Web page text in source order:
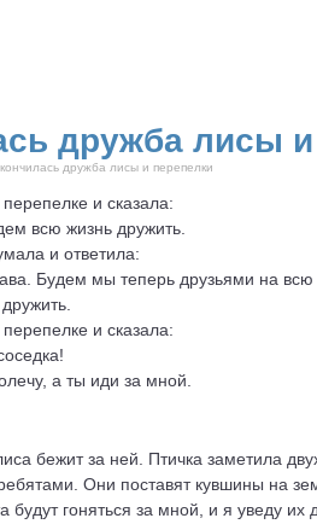
дружба лисы
дружба лисы и перепелки
и сказала:
всю жизнь дружить.
и ответила:
Будем мы теперь друзьями на всю
и сказала:
а ты иди за мной.
бежит за ней. Птичка заметила
Они поставят кувшины на
будут гоняться за мной, и я уведу